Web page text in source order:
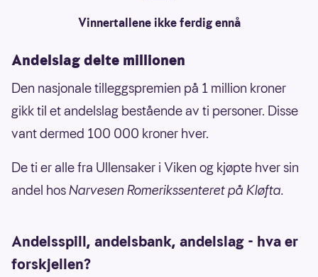
Vinnertallene ikke ferdig ennå
Andelslag delte millionen
Den nasjonale tilleggspremien på 1 million kroner
gikk til et andelslag bestående av ti personer. Disse
vant dermed 100 000 kroner hver.
De ti er alle fra Ullensaker i Viken og kjøpte hver sin
andel hosNarvesen Romerikssenteret på Kløfta.
Andelsspill, andelsbank, andelslag - hva er
forskjellen?